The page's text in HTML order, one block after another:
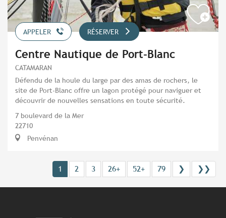
APPELER RÉSERVER
Centre Nautique de Port-Blanc
CATAMARAN
Défendu de la houle du large par des amas de rochers, le
site de Port-Blanc offre un lagon protégé pour naviguer et
découvrir de nouvelles sensations en toute sécurité.
7 boulevard de la Mer
22710
Penvénan
1 2 3 26+ 52+ 79 ❯ ❯❯